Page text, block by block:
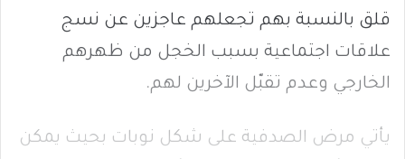
قلق بالنسبة بهم تجعلهم عاجزين عن نسج
علاقات اجتماعية بسبب الخجل من ظهرهم
الخارجي وعدم تقبّل الآخرين لهم.
يأتي مرض الصدفية على شكل نوبات بحيث يمكن